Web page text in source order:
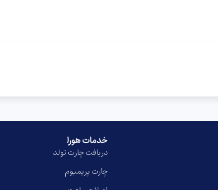
خدمات هورا
دریافت چارت تولد
چارت پریمیوم